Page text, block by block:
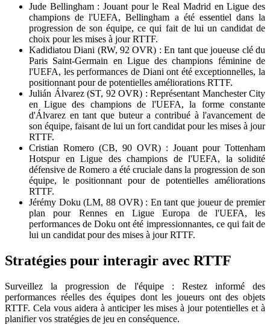
Jude Bellingham : Jouant pour le Real Madrid en Ligue des
champions de l'UEFA, Bellingham a été essentiel dans la
progression de son équipe, ce qui fait de lui un candidat de
choix pour les mises à jour RTTF.
Kadidiatou Diani (RW, 92 OVR) : En tant que joueuse clé du
Paris Saint-Germain en Ligue des champions féminine de
l'UEFA, les performances de Diani ont été exceptionnelles, la
positionnant pour de potentielles améliorations RTTF.
Julián Álvarez (ST, 92 OVR) : Représentant Manchester City
en Ligue des champions de l'UEFA, la forme constante
d'Álvarez en tant que buteur a contribué à l'avancement de
son équipe, faisant de lui un fort candidat pour les mises à jour
RTTF.
Cristian Romero (CB, 90 OVR) : Jouant pour Tottenham
Hotspur en Ligue des champions de l'UEFA, la solidité
défensive de Romero a été cruciale dans la progression de son
équipe, le positionnant pour de potentielles améliorations
RTTF.
Jérémy Doku (LM, 88 OVR) : En tant que joueur de premier
plan pour Rennes en Ligue Europa de l'UEFA, les
performances de Doku ont été impressionnantes, ce qui fait de
lui un candidat pour des mises à jour RTTF.
Stratégies pour interagir avec RTTF
Surveillez la progression de l'équipe : Restez informé des
performances réelles des équipes dont les joueurs ont des objets
RTTF. Cela vous aidera à anticiper les mises à jour potentielles et à
planifier vos stratégies de jeu en conséquence.